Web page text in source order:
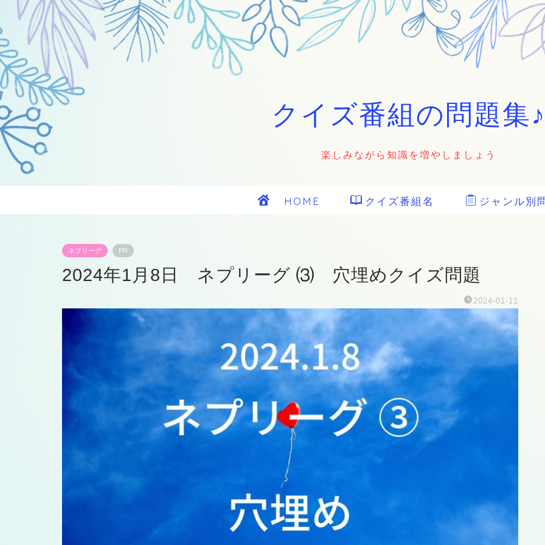
クイズ番組の問題集
楽しみながら知識を増やしましょう
HOME クイズ番組名 ジャンル別
ネプリーグ PR
2024年1月8日 ネプリーグ ⑶ 穴埋めクイズ問題
2024-01-11